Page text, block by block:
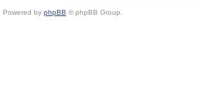
Powered by phpBB © phpBB Group.